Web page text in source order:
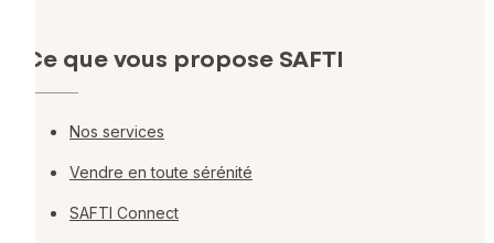
Ce que vous propose SAFTI
Nos services
Vendre en toute sérénité
SAFTI Connect